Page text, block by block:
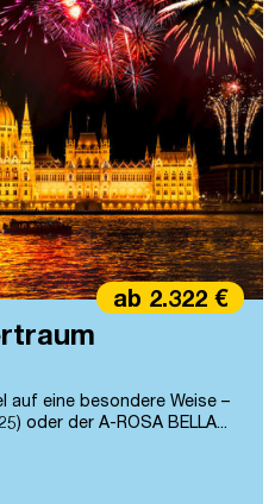
auf eine besondere Weise –
oder der A-ROSA BELLA...
ab 2.322 €